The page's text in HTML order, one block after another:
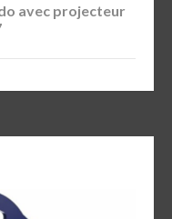
avec projecteur